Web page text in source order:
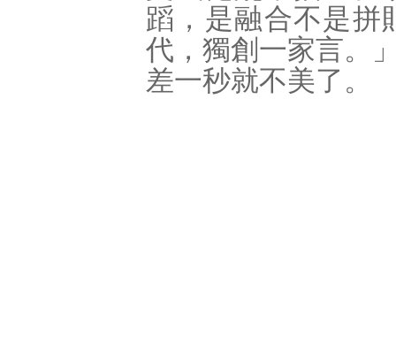
蹈，是融合不是拼
代，獨創一家言。
差一秒就不美了。